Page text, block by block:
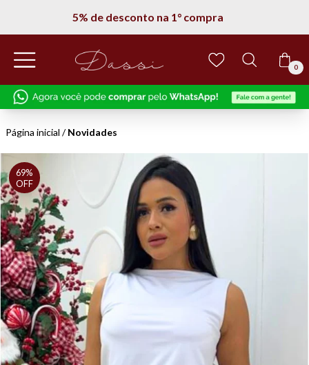
Entregamos em todo Brasil
0
Página inicial /Novidades
69%
OFF